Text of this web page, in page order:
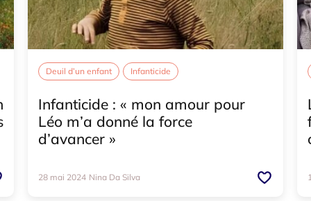
Deuil d’un enfant Infanticide
Infanticide : « mon amour pour
Léo m’a donné la force
d’avancer »
28 mai 2024 Nina Da Silva